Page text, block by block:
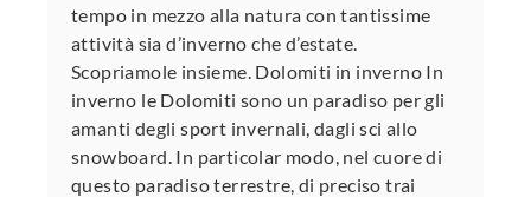
tempo in mezzo alla natura con tantissime
attività sia d’inverno che d’estate.
Scopriamole insieme. Dolomiti in inverno In
inverno le Dolomiti sono un paradiso per gli
amanti degli sport invernali, dagli sci allo
snowboard. In particolar modo, nel cuore di
questo paradiso terrestre, di preciso trai